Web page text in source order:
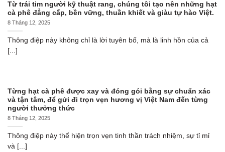
Từ trái tim người kỹ thuật rang, chúng tôi tạo nên những hạt
cà phê đẳng cấp, bền vững, thuần khiết và giàu tự hào Việt.
8 Tháng 12, 2025
Thông điệp này không chỉ là lời tuyên bố, mà là linh hồn của cả
[...]
Từng hạt cà phê được xay và đóng gói bằng sự chuẩn xác
và tận tâm, để gửi đi trọn vẹn hương vị Việt Nam đến từng
người thưởng thức
8 Tháng 12, 2025
Thông điệp này thể hiện trọn vẹn tinh thần trách nhiệm, sự tỉ mỉ
và [...]